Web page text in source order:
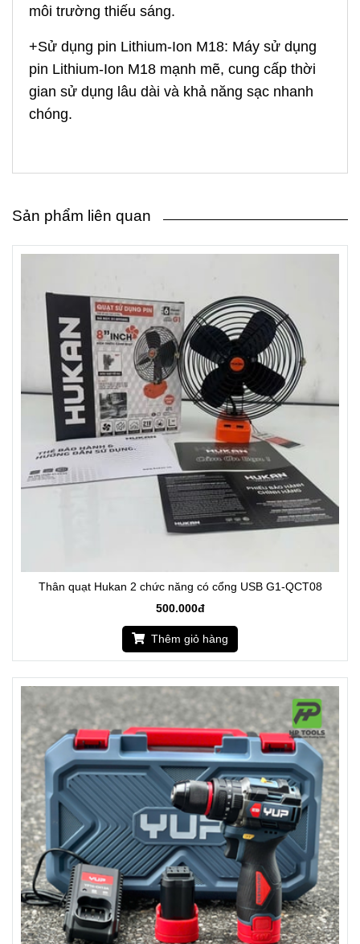
môi trường thiếu sáng.
+Sử dụng pin Lithium-Ion M18: Máy sử dụng
pin Lithium-Ion M18 mạnh mẽ, cung cấp thời
gian sử dụng lâu dài và khả năng sạc nhanh
chóng.
Sản phẩm liên quan
Thân quạt Hukan 2 chức năng có cổng USB G1-QCT08
500.000đ
Thêm giỏ hàng